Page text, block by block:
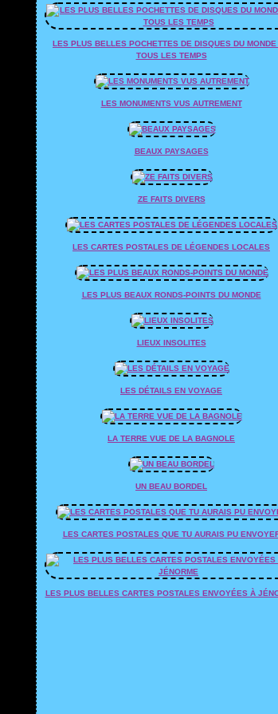
LES PLUS BELLES POCHETTES DE DISQUES DU MONDE
TOUS LES TEMPS
LES MONUMENTS VUS AUTREMENT
BEAUX PAYSAGES
ZE FAITS DIVERS
LES CARTES POSTALES DE LÉGENDES LOCALES
LES PLUS BEAUX RONDS-POINTS DU MONDE
LIEUX INSOLITES
LES DÉTAILS EN VOYAGE
LA TERRE VUE DE LA BAGNOLE
UN BEAU BORDEL
LES CARTES POSTALES QUE TU AURAIS PU
LES PLUS BELLES CARTES POSTALES ENVOYÉES À